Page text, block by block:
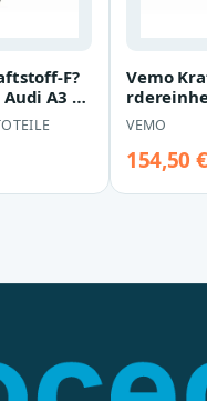
F?
A3 Tt
Vemo
Q2 Seat
Skoda
VEMO
154,50 €